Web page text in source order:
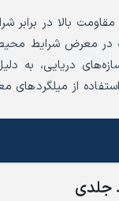
بالا در
در معرض شرایط
دریایی، به
از میلگردهای
جلدی